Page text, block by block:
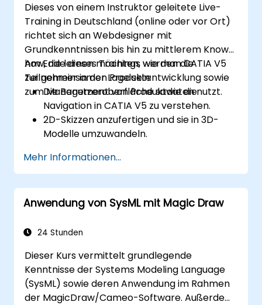
Dieses von einem Instruktor geleitete Live-
Training in Deutschland (online oder vor Ort)
richtet sich an Webdesigner mit
Grundkenntnissen bis hin zu mittlerem Know-
how, die lernen möchten, wie man CATIA V5
zur gemeinsamen Produktentwicklung sowie
zum Management von Produktdaten nutzt.
Am Ende dieses Trainings werden die
Teilnehmer in der Lage sein:
Die Benutzeroberfläche sowie die
Navigation in CATIA V5 zu verstehen.
2D-Skizzen anzufertigen und sie in 3D-
Modelle umzuwandeln.
mehrere Komponenten miteinander zu
kombinieren.
Mehr Informationen...
Anwendung von SysML mit Magic Draw
24 Stunden
Dieser Kurs vermittelt grundlegende
Kenntnisse der Systems Modeling Language
(SysML) sowie deren Anwendung im Rahmen
der MagicDraw/Cameo-Software. Außerdem